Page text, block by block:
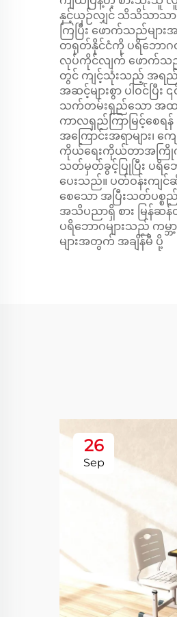
နှင့်ယှဉ်လျှင် သိသိသာသာ
ကြပြီး ဖောက်သည်မျ
တရုတ်နိုင်ငံကို ပရိဘောဂထု
လုပ်ကိုင်လျက် ဖောက်သည်
တွင် ကျင့်သုံးသည့် အရည်အ
အဆင့်များစွာ ပါဝင်ပ
သက်တမ်းရှည်သော အထည်မ
ကာလရှည်ကြာမြင့်စေရ
အကြောင်းအရာများ၊
ကိုယ်ရေးကိုယ်တာအကြိုက်မျ
သတ်မှတ်ခွင့်ပြုပြီး ပရိ
ပေးသည်။ ပတ်ဝန်းကျ
စေသော အပြီးသတ်ပစ္စည်
အသိပညာရှိ စား မြန်ဆ
ပရိဘောဂများသည် ကမ္
များအတွက် အချိန်မီ ပို့
26
Sep